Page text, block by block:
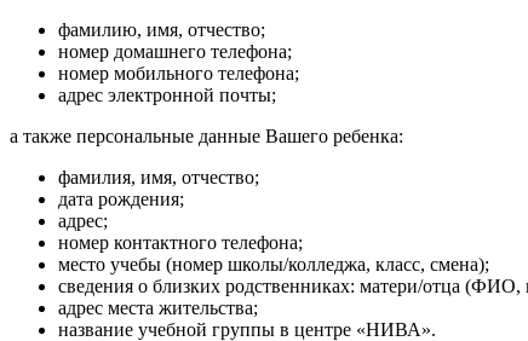
фамилию, имя, отчество;
номер домашнего телефона;
номер мобильного телефона;
адрес электронной почты;
а также персональные данные Вашего ребенка:
фамилия, имя, отчество;
дата рождения;
адрес;
номер контактного телефона;
место учебы (номер школы/колледжа, класс, смена);
сведения о близких родственниках: матери/отца
адрес места жительства;
название учебной группы в центре «НИВА».